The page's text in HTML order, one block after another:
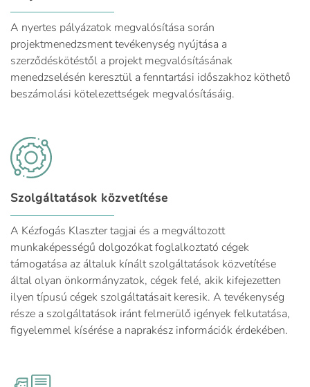
A nyertes pályázatok megvalósítása során
projektmenedzsment tevékenység nyújtása a
szerződéskötéstől a projekt megvalósításának
menedzselésén keresztül a fenntartási időszakhoz köthető
beszámolási kötelezettségek megvalósításáig.
Szolgáltatások közvetítése
A Kézfogás Klaszter tagjai és a megváltozott
munkaképességű dolgozókat foglalkoztató cégek
támogatása az általuk kínált szolgáltatások közvetítése
által olyan önkormányzatok, cégek felé, akik kifejezetten
ilyen típusú cégek szolgáltatásait keresik. A tevékenység
része a szolgáltatások iránt felmerülő igények felkutatása,
figyelemmel kísérése a naprakész információk érdekében.